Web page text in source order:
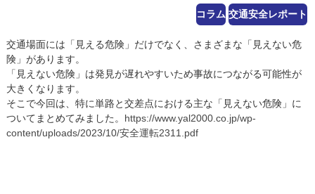
コラム 交通安全レポート
交通場面には「見える危険」だけでなく、さまざまな「見えない危
険」があります。
「見えない危険」は発見が遅れやすいため事故につながる可能性が
大きくなります。
そこで今回は、特に単路と交差点における主な「見えない危険」に
ついてまとめてみました。 https://www.yal2000.co.jp/wp-
content/uploads/2023/10/安全運転2311.pdf